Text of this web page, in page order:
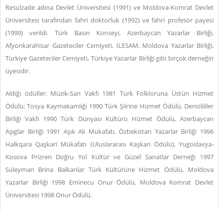
Resulzade adına Devlet Üniversitesi (1991) ve Moldova-Komrat Devlet
Üniversitesi tarafından fahri doktorluk (1992) ve fahri profesör payesi
(1999) verildi. Türk Basın Konseyi, Azerbaycan Yazarlar Birliği,
Afyonkarahisar Gazeteciler Cemiyeti, İLESAM, Moldova Yazarlar Birliği,
Türkiye Gazeteciler Cemiyeti, Türkiye Yazarlar Birliği gibi birçok derneğin
üyesidir.
Aldığı ödüller: Müzik-San Vakfı 1981 Türk Folkloruna Üstün Hizmet
Ödülü; Tosya Kaymakamlığı 1990 Türk Şiirine Hizmet Ödülü, Denizlililer
Birliği Vakfı 1990 Türk Dünyası Kültürü Hizmet Ödülü, Azerbaycan
Aşıglar Birliği 1991 Aşık Alı Mükafatı, Özbekistan Yazarlar Birliği 1996
Halkqara Qaşkari Mükafatı (Uluslararası Kaşkari Ödülü), Yugoslavya-
Kosova Prizren Doğru Yol Kültür ve Güzel Sanatlar Derneği 1997
Süleyman Brina Balkanlar Türk Kültürüne Hizmet Ödülü, Moldova
Yazarlar Birliği 1998 Eminecu Onur Ödülü, Moldova Komrat Devlet
Üniversitesi 1998 Onur Ödülü.